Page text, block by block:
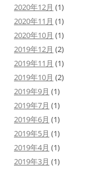
2020年12月 (1)
2020年11月 (1)
2020年10月 (1)
2019年12月 (2)
2019年11月 (1)
2019年10月 (2)
2019年9月 (1)
2019年7月 (1)
2019年6月 (1)
2019年5月 (1)
2019年4月 (1)
2019年3月 (1)